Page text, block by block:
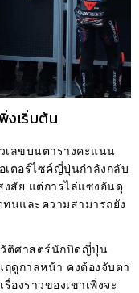
งเริ่มต้น
เลขบนตารางคะแนน
เตอร์ไซค์ญี่ปุ่นกำลังกลับ
สัย แต่การไล่แซงอันดุ
นและความสามารถยัง
วัติศาสตร์นักบิดญี่ปุ่น
ดูกาลหน้า คงต้องจับตา
รื่องราวของเขาเพิ่งจะ